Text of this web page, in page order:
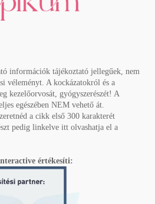
információk tájékoztató jellegűek, nem
véleményt. A kockázatokról és a
kezelőorvosát, gyógyszerészét! A
egészében NEM vehető át.
a cikk első 300 karakterét
pedig linkelve itt olvashatja el a
értékesíti: